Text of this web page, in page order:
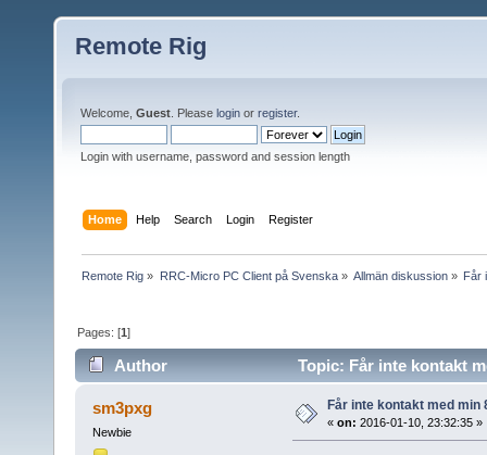
Remote Rig
Welcome, Guest . Please login or register.
Login with username, password and session length
Home Help Search Login Register
Remote Rig » RRC-Micro PC Client på Svenska» Allmän diskussion» Får
Pages: [1]
Author Topic: Får inte kontakt
sm3pxg
Newbie
Får inte kontakt med min
« on: 2016-01-10, 23:32:35 »